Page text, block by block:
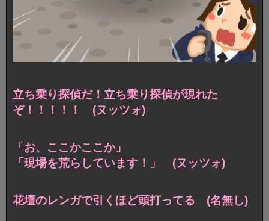
立ち乗り探偵だ！立ち乗り探偵が現れた
ぞ！！！！！ (ヌッツォ)
「お、ここかここか」
「現場を荒らしています！」 (ヌッツォ)
花壇のレンガで引くほど頭打ってる (名無し)